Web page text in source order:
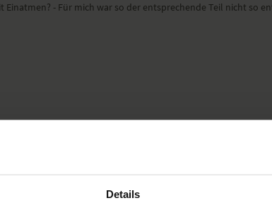
Details
- Für mich war so der entsprechende Teil nicht so